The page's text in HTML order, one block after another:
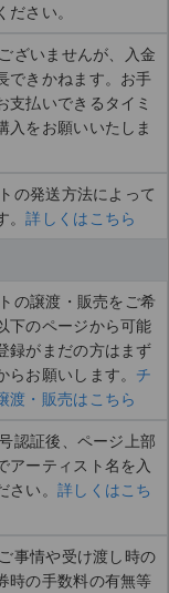
ださい。
ざいませんが、入金
できかねます。お手
支払いできるタイミ
入をお願いいたしま
の発送方法によって
。詳しくはこちら
の譲渡・販売をご希
下のページから可能
録がまだの方はまず
らお願いします。 チ
渡・販売はこちら
認証後、ページ上部
アーティスト名を入
さい。 詳しくはこち
事情や受け渡し時の
時の手数料の有無等